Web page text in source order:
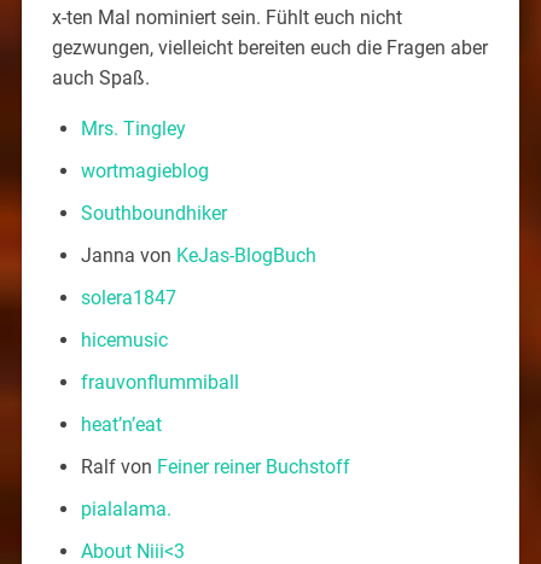
x-ten Mal nominiert sein. Fühlt euch nicht
gezwungen, vielleicht bereiten euch die Fragen aber
auch Spaß.
Mrs. Tingley
wortmagieblog
Southboundhiker
Janna von KeJas-BlogBuch
solera1847
hicemusic
frauvonflummiball
heat’n’eat
Ralf von Feiner reiner Buchstoff
pialalama.
About Niii<3